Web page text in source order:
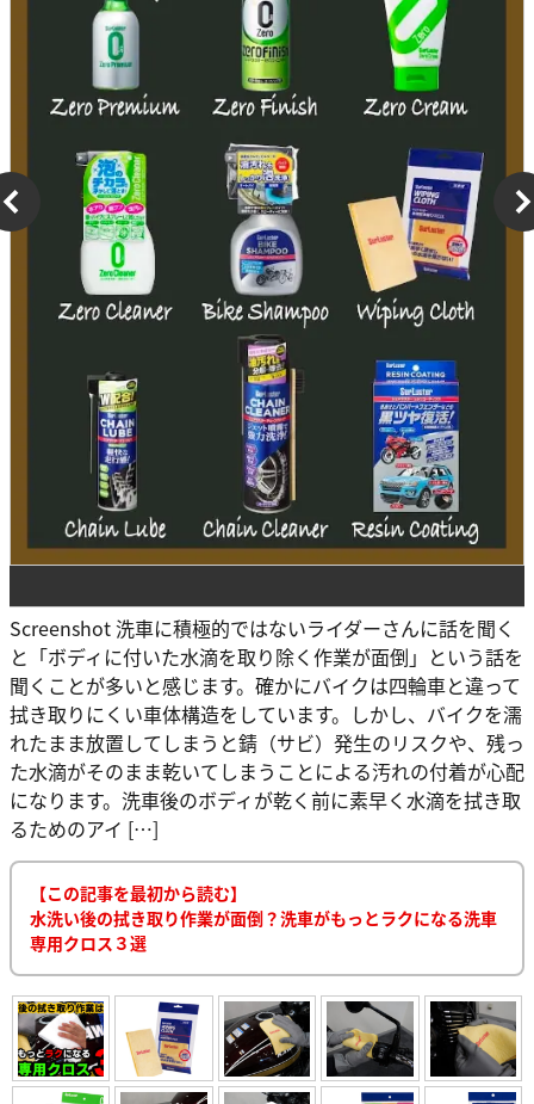
Screenshot 洗車に積極的ではないライダーさんに話を聞く
と「ボディに付いた水滴を取り除く作業が面倒」という話を
聞くことが多いと感じます。確かにバイクは四輪車と違って
拭き取りにくい車体構造をしています。しかし、バイクを濡
れたまま放置してしまうと錆（サビ）発生のリスクや、残っ
た水滴がそのまま乾いてしまうことによる汚れの付着が心配
になります。洗車後のボディが乾く前に素早く水滴を拭き取
るためのアイ […]
【この記事を最初から読む】
水洗い後の拭き取り作業が面倒？洗車がもっとラクになる洗車
専用クロス３選